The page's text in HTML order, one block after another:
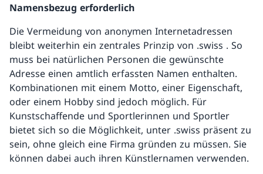
Namensbezug erforderlich
Die Vermeidung von anonymen Internetadressen
bleibt weiterhin ein zentrales Prinzip von .swiss . So
muss bei natürlichen Personen die gewünschte
Adresse einen amtlich erfassten Namen enthalten.
Kombinationen mit einem Motto, einer Eigenschaft,
oder einem Hobby sind jedoch möglich. Für
Kunstschaffende und Sportlerinnen und Sportler
bietet sich so die Möglichkeit, unter .swiss präsent zu
sein, ohne gleich eine Firma gründen zu müssen. Sie
können dabei auch ihren Künstlernamen verwenden.